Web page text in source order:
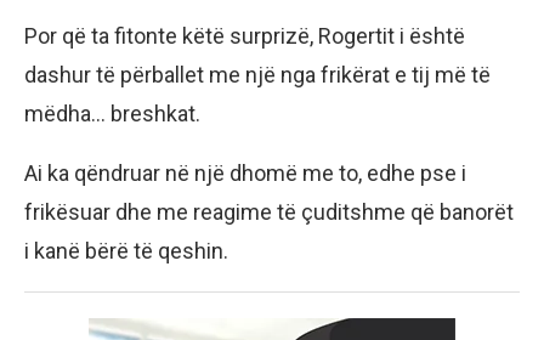
Por që ta fitonte këtë surprizë, Rogertit i është
dashur të përballet me një nga frikërat e tij më të
mëdha… breshkat.
Ai ka qëndruar në një dhomë me to, edhe pse i
frikësuar dhe me reagime të çuditshme që banorët
i kanë bërë të qeshin.